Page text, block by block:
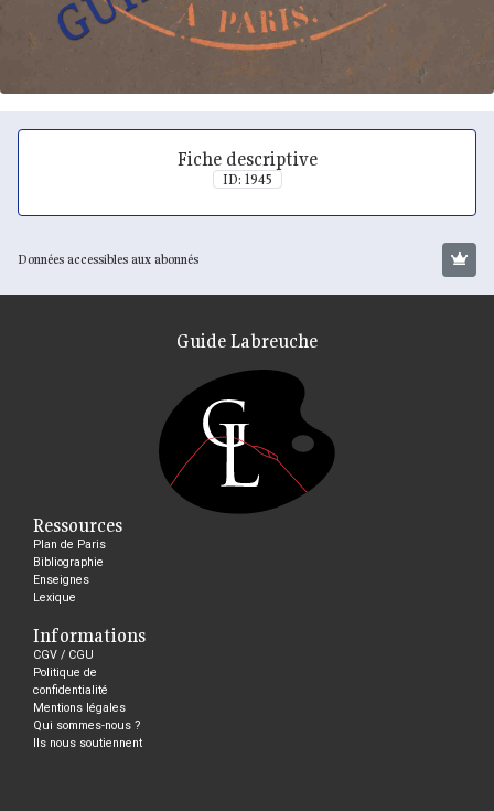
Fiche descriptive
ID: 1945
Données accessibles aux abonnés
Guide Labreuche
Ressources
Plan de Paris
Bibliographie
Enseignes
Lexique
Informations
CGV / CGU
Politique de
confidentialité
Mentions légales
Qui sommes-nous ?
Ils nous soutiennent